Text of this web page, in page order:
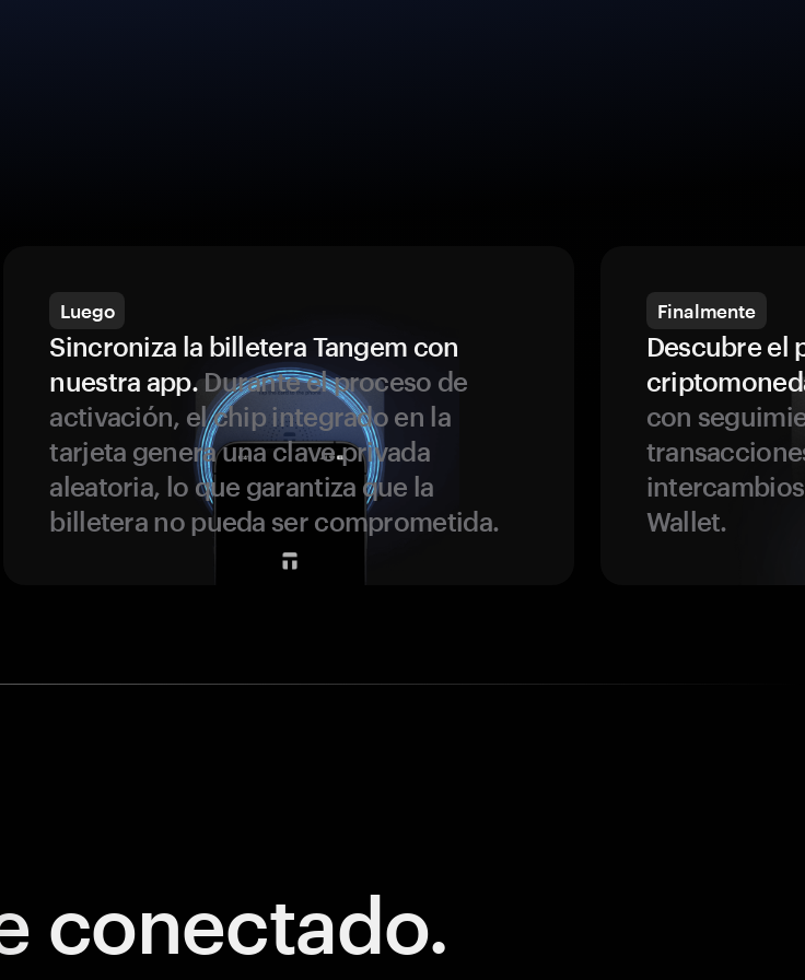
Luego
Sincroniza la billetera Tangem con
nuestra app.Durante el proceso de
activación, el chip integrado en la
tarjeta genera una clave privada
aleatoria, lo que garantiza que la
billetera no pueda ser comprometida.
Finalmente
Descubre el
con
Wallet.
conectado.